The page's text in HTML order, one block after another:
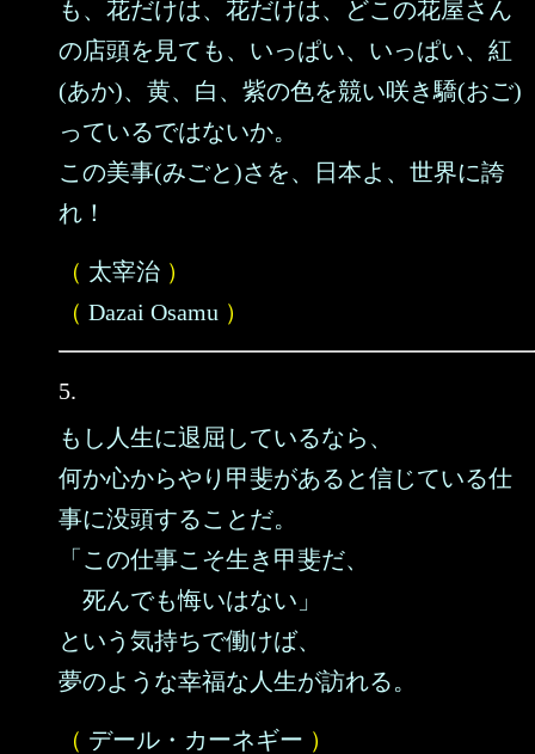
も、花だけは、花だけは、どこの花屋さん
の店頭を見ても、いっぱい、いっぱい、紅
(あか)、黄、白、紫の色を競い咲き驕(おご)
っているではないか。
この美事(みごと)さを、日本よ、世界に誇
れ！
（ 太宰治 ）
（ Dazai Osamu ）
5.
もし人生に退屈しているなら、
何か心からやり甲斐があると信じている仕
事に没頭することだ。
「この仕事こそ生き甲斐だ、
死んでも悔いはない」
という気持ちで働けば、
夢のような幸福な人生が訪れる。
（ デール・カーネギー ）